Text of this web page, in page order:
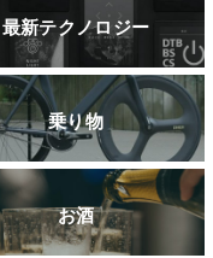
最新テクノロジー
乗り物
お酒